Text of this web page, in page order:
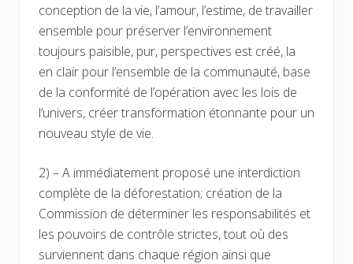
conception de la vie, l’amour, l’estime, de travailler
ensemble pour préserver l’environnement
toujours paisible, pur, perspectives est créé, la
en clair pour l’ensemble de la communauté, base
de la conformité de l’opération avec les lois de
l’univers, créer transformation étonnante pour un
nouveau style de vie.
2) – A immédiatement proposé une interdiction
complète de la déforestation; création de la
Commission de déterminer les responsabilités et
les pouvoirs de contrôle strictes, tout où des
surviennent dans chaque région ainsi que